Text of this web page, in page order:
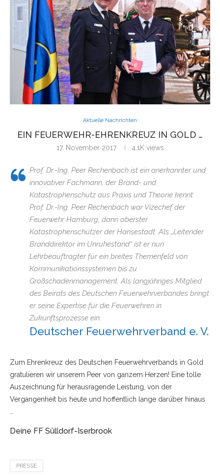
Aktuelle Nachrichten
EIN FEUERWEHR-EHRENKREUZ IN GOLD …
17. November 2017 4,1K views
Prof. Dr.-Ing. Peer Rechenbach ist ein anerkannter und
innovativer Fachmann, der Brand- und
Katastrophenschutz aus Praxis und Theorie kennt:
Prof. Dr.-Ing. Peer Rechenbach war Vizechef der
Feuerwehr Hamburg, dann oberster
Katastrophenschützer der Hansestadt. Als „Leitender
Branddirektor im Unruhestand“ ist er nun
Lehrbeauftragter für ein breites Themenfeld von
Kommunikationssystemen bis zu
Großschadenmanagement. Als langjähriges Mitglied
des Beirats des Deutschen Feuerwehrverbandes bringt
er seine Expertise für die Feuerwehren in
Zukunftsprozesse ein.
Deutscher Feuerwehrverband e. V.
Zum Ehrenkreuz des Deutschen Feuerwehrverbands in Gold
gratulieren wir unserem Peer von ganzem Herzen! Eine tolle
Auszeichnung für herausragende Leistung, von der
Vergangenheit bis heute und hoffentlich lange darüber hinaus
Deine FF Sülldorf-Iserbrook
PRESSE